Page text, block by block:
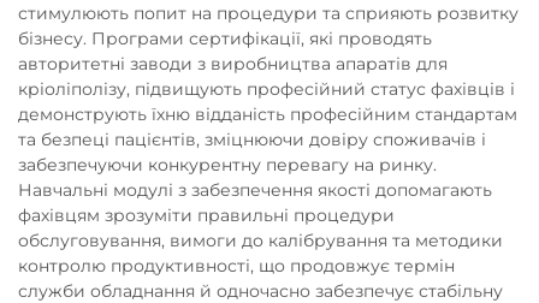
стимулюють попит на процедури та сприяють розвитку
бізнесу. Програми сертифікації, які проводять
авторитетні заводи з виробництва апаратів для
кріоліполізу, підвищують професійний статус фахівців і
демонструють їхню відданість професійним стандартам
та безпеці пацієнтів, зміцнюючи довіру споживачів і
забезпечуючи конкурентну перевагу на ринку.
Навчальні модулі з забезпечення якості допомагають
фахівцям зрозуміти правильні процедури
обслуговування, вимоги до калібрування та методики
контролю продуктивності, що продовжує термін
служби обладнання й одночасно забезпечує стабільну